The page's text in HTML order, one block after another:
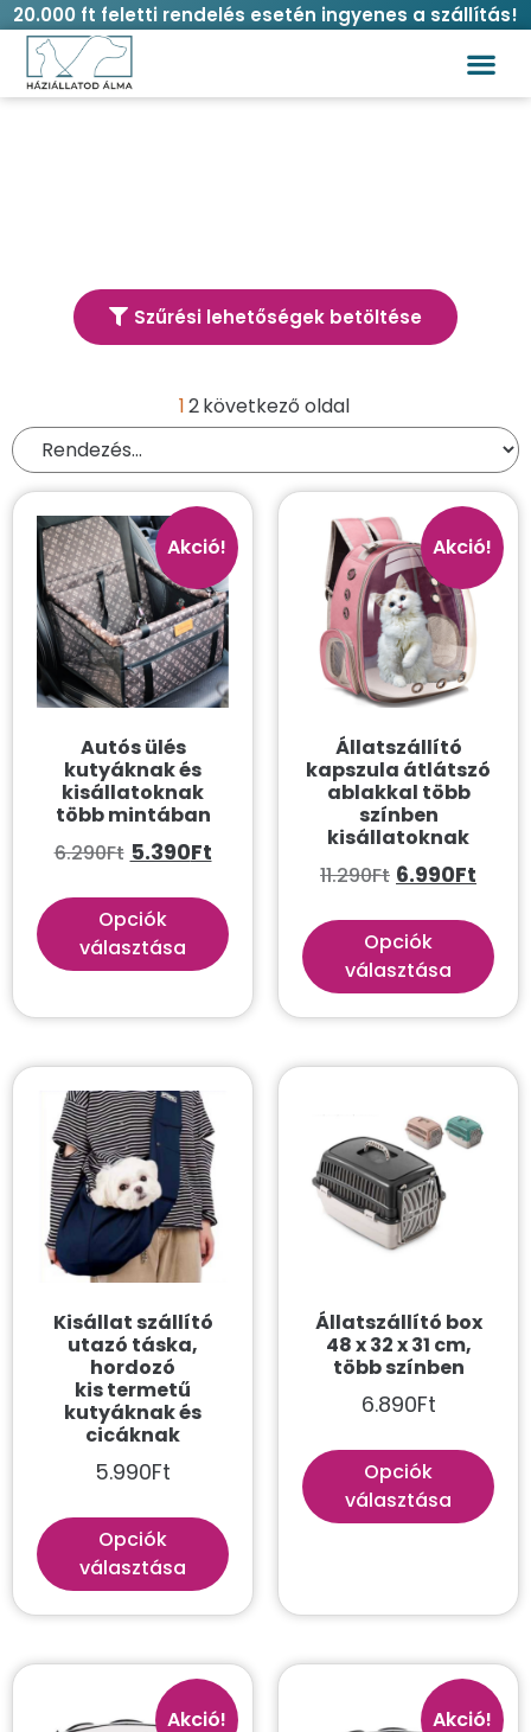
20.000 ft feletti rendelés esetén ingyenes a szállítás!
12következő oldal
Akció!
Autós ülés
kutyáknak és
kisállatoknak
több mintában
6.290Ft 5.390Ft
Opciók
választása
Akció!
Állatszállító
kapszula átlátszó
ablakkal több
színben
kisállatoknak
11.290Ft 6.990Ft
Opciók
választása
Kisállat szállító
utazó táska,
hordozó
kis termetű
kutyáknak és
cicáknak
5.990Ft
Opciók
választása
Állatszállító box
48 x 32 x 31 cm,
több színben
6.890Ft
Opciók
választása
Akció! Akció!
Szűrési lehetőségek betöltése
Termék kereső
Kategóriák
Összes
Akvarisztika
Gazdi
Macska
Szín szerint
Arany
Átlátszó
Barack
Mutass többet